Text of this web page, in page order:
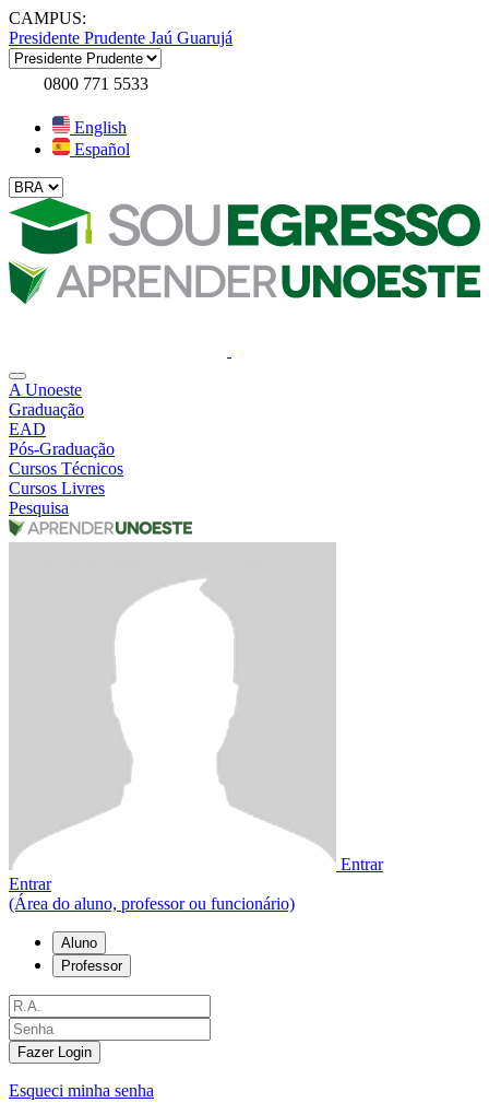
CAMPUS:
Presidente Prudente Jaú Guarujá
0800 771 5533
English
Español
A Unoeste
Graduação
EAD
Pós-Graduação
Cursos Técnicos
Cursos Livres
Pesquisa
Entrar
Entrar
(Área do aluno, professor ou funcionário)
Aluno
Professor
Fazer Login
Esqueci minha senha